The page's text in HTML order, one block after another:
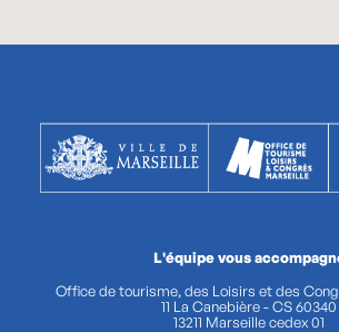
L'équipe vous
Office de tourisme, des Loisirs et des
11 La Canebière - CS 60340
13211 Marseille cedex 01